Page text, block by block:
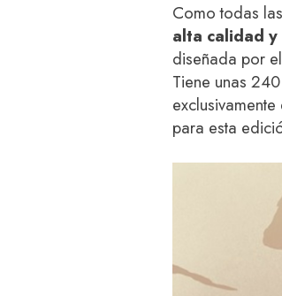
Como todas
alta calidad
diseñada por
Tiene unas
para esta